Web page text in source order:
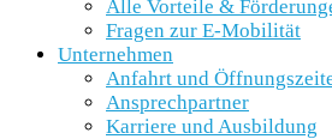
Alle Vorteile &
Fragen zur E-Mobilität
Unternehmen
Anfahrt und
Ansprechpartner
Karriere und Ausbildung